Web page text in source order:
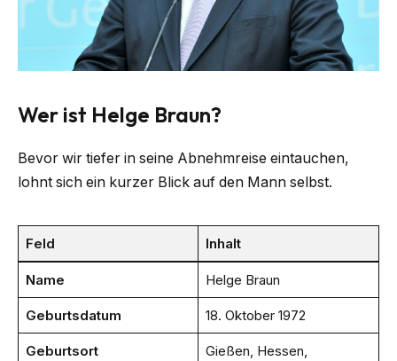
Wer ist Helge Braun?
Bevor wir tiefer in seine Abnehmreise eintauchen,
lohnt sich ein kurzer Blick auf den Mann selbst.
Feld Inhalt
Name Helge Braun
Geburtsdatum 18. Oktober 1972
Geburtsort
Gießen, Hessen,